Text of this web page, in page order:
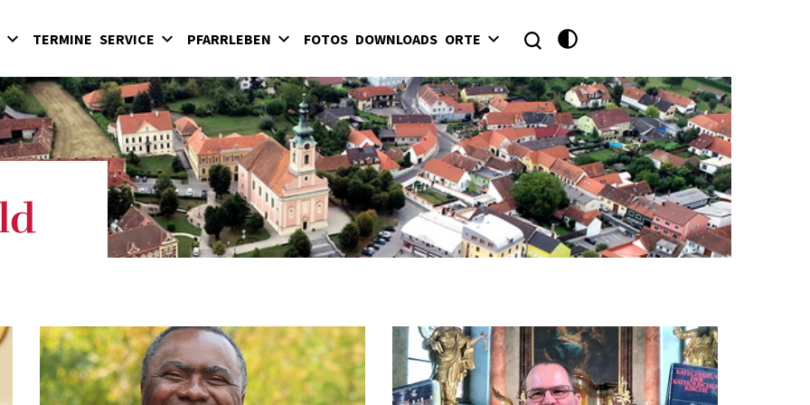
TERMINE SERVICE
Eintritt in die Kirche
Begräbnisse
PFARRLEBEN
Jugend
Erwachsene
Kirchenmusik
Glaube und Gebet
Geistliche Gemeinschaften
FOTOS DOWNLOADS ORTE
Pinkafeld
Riedlingsdorf
Sinnersdorf
Wiesfleck / Schreibersdorf